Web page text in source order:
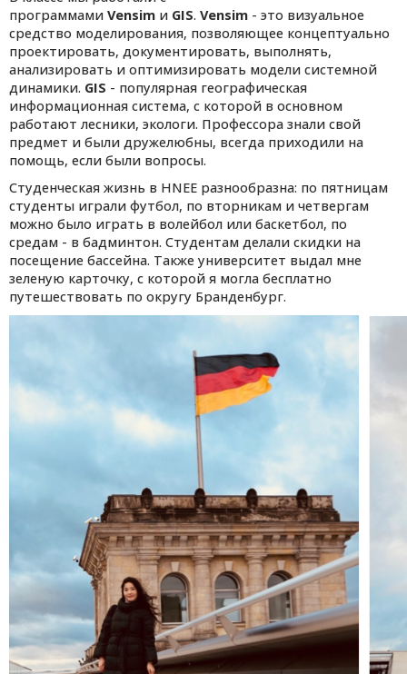
программами Vensim и GIS. Vensim - это визуальное
средство моделирования, позволяющее концептуально
проектировать, документировать, выполнять,
анализировать и оптимизировать модели системной
динамики. GIS - популярная географическая
информационная система, с которой в основном
работают лесники, экологи. Профессора знали свой
предмет и были дружелюбны, всегда приходили на
помощь, если были вопросы.
Студенческая жизнь в HNEE разнообразна: по пятницам
студенты играли футбол, по вторникам и четвергам
можно было играть в волейбол или баскетбол, по
средам - в бадминтон. Студентам делали скидки на
посещение бассейна. Также университет выдал мне
зеленую карточку, с которой я могла бесплатно
путешествовать по округу Бранденбург.